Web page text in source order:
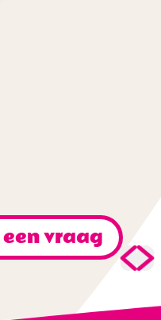
vraag